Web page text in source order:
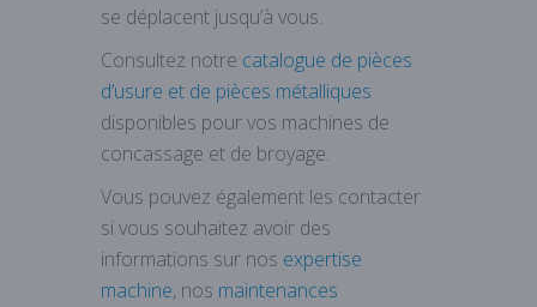
se déplacent jusqu’à vous.
Consultez notre catalogue de pièces
d’usure et de pièces métalliques
disponibles pour vos machines de
concassage et de broyage.
Vous pouvez également les contacter
si vous souhaitez avoir des
informations sur nos expertise
machine, nos maintenances